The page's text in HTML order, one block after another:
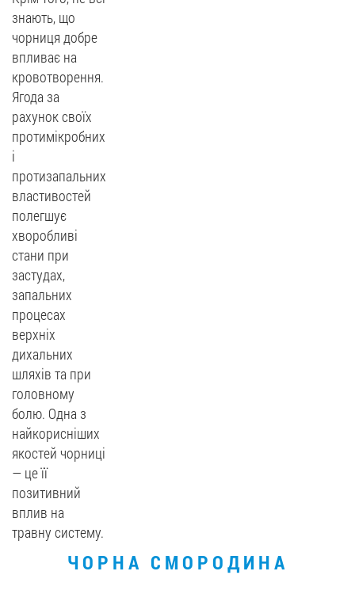
знають, що
чорниця добре
впливає на
кровотворення.
Ягода за
рахунок своїх
протимікробних
і
протизапальних
властивостей
полегшує
хворобливі
стани при
застудах,
запальних
процесах
верхніх
дихальних
шляхів та при
головному
болю. Одна з
найкорисніших
якостей чорниці
— це її
позитивний
вплив на
травну систему.
ЧОРНА СМОРОДИНА